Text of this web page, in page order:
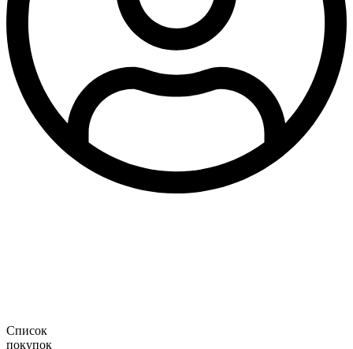
Список
покупок